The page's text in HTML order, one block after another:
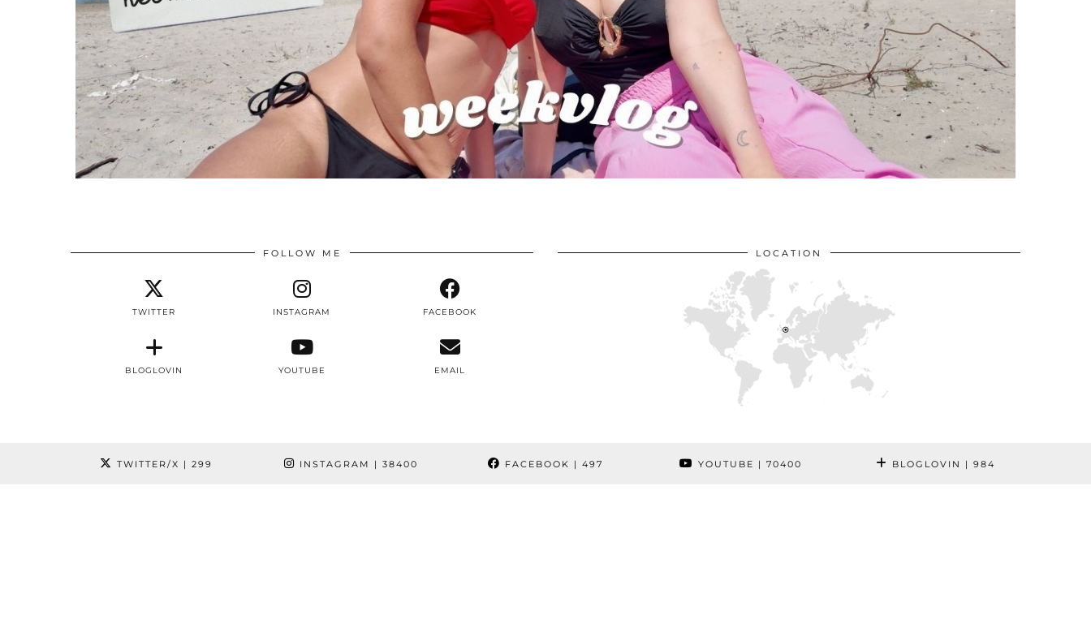
FOLLOW ME
TWITTER INSTAGRAM FACEBOOK
BLOGLOVIN YOUTUBE EMAIL
LOCATION
TWITTER/X | 299 INSTAGRAM | 38400 FACEBOOK | 497 YOUTUBE | 70400 BLOGLOVIN | 984